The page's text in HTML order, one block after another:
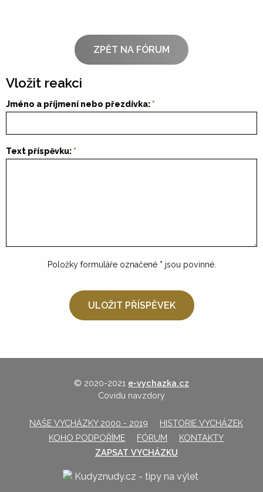
ZPĚT NA FÓRUM
Vložit reakci
Jméno a příjmení nebo přezdívka:
Text příspěvku:
Položky formuláře označené * jsou povinné.
© 2020-2021 e-vychazka.cz
Covidu navzdory
NAŠE VYCHÁZKY 2000 - 2019
HISTORIE VYCHÁZEK
KOHO PODPOŘÍME
FÓRUM
KONTAKTY
ZAPSAT VYCHÁZKU